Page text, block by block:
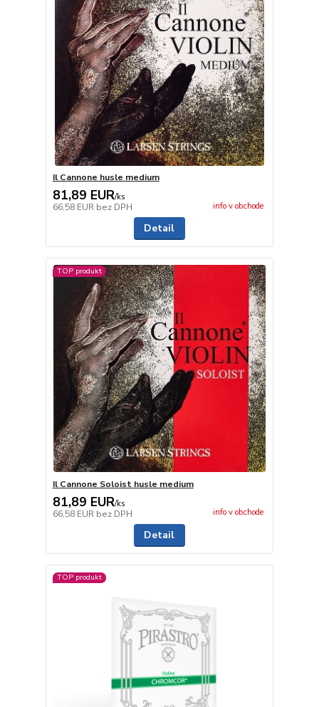
Il Cannone husle medium
81,89 EUR/ks
66,58 EUR bez DPH info v obchode
Detail
TOP produkt
Il Cannone Soloist husle medium
81,89 EUR/ks
66,58 EUR bez DPH info v obchode
Detail
TOP produkt